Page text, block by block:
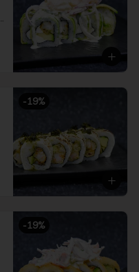
-19%
-19%